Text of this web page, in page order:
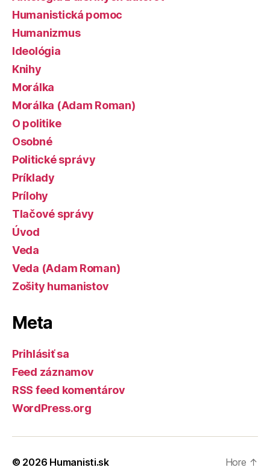
Humanistická pomoc
Humanizmus
Ideológia
Knihy
Morálka
Morálka (Adam Roman)
O politike
Osobné
Politické správy
Príklady
Prílohy
Tlačové správy
Úvod
Veda
Veda (Adam Roman)
Zošity humanistov
Meta
Prihlásiť sa
Feed záznamov
RSS feed komentárov
WordPress.org
© 2026 Humanisti.sk Hore ↑